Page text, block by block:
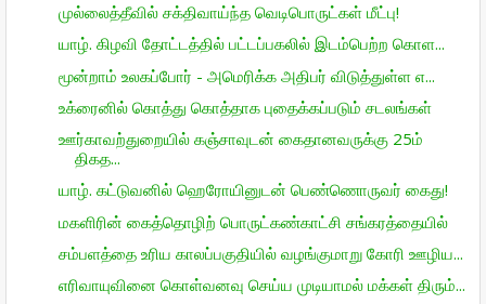
முல்லைத்தீவில் சக்திவாய்ந்த வெடிபொருட்கள் மீட்பு!
யாழ். கிழவி தோட்டத்தில் பட்டப்பகலில் இடம்பெற்ற கொள...
மூன்றாம் உலகப்போர் - அமெரிக்க அதிபர் விடுத்துள்ள எ...
உக்ரைனில் கொத்து கொத்தாக புதைக்கப்படும் சடலங்கள்
ஊர்காவற்துறையில் கஞ்சாவுடன் கைதானவருக்கு 25ம்
திகத...
யாழ். கட்டுவனில் ஹெரோயினுடன் பெண்ணொருவர் கைது!
மகளிரின் கைத்தொழிற் பொருட்கண்காட்சி சங்கரத்தையில்
சம்பளத்தை உரிய காலப்பகுதியில் வழங்குமாறு கோரி ஊழிய...
எரிவாயுவினை கொள்வனவு செய்ய முடியாமல் மக்கள் திரும்...